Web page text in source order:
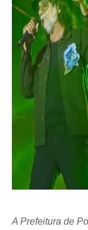
A Prefeitura de